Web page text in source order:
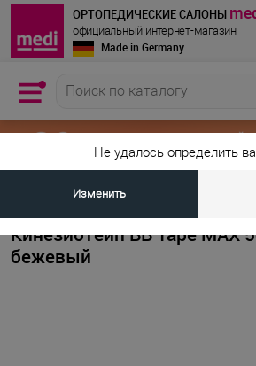
Не удалось определить
Изменить
ОРТОПЕДИЧЕСКИЕ САЛОНЫ
официальный интернет-магазин
Made in Germany
Главная страница •
Кинезиотейп BB Tape MAX
бежевый